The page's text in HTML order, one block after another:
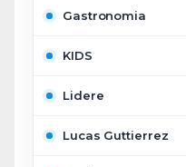
Gastronomia
KIDS
Lidere
Lucas Guttierrez